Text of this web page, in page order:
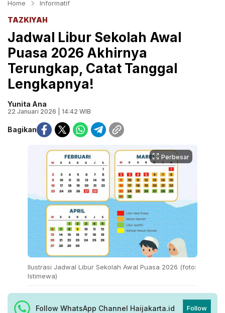
Home Informatif
TAZKIYAH
Jadwal Libur Sekolah Awal
Puasa 2026 Akhirnya
Terungkap, Catat Tanggal
Lengkapnya!
Yunita Ana
22 Januari 2026 | 14:42 WIB
Bagikan
Perbesar
Ilustrasi Jadwal Libur Sekolah Awal Puasa 2026 (foto:
Istimewa)
Follow WhatsApp Channel Haijakarta.id Follow